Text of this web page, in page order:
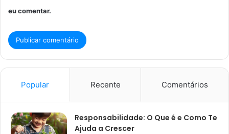
eu comentar.
Popular Recente Comentários
Responsabilidade: O Que é e Como Te
Ajuda a Crescer